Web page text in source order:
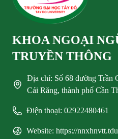
KHOA NGOẠI
TRUYỀN THÔNG
Địa chỉ: Số 68 đường Trần
Cái Răng, thành phố Cần
Điện thoại: 02922480461
Website: https://